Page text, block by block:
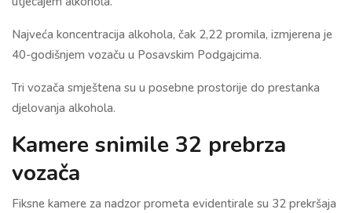
Najveća koncentracija alkohola, čak 2,22 promila, izmjerena je
40-godišnjem vozaču u Posavskim Podgajcima.
Tri vozača smještena su u posebne prostorije do prestanka
djelovanja alkohola.
Kamere snimile 32 prebrza
vozača
Fiksne kamere za nadzor prometa evidentirale su 32 prekršaja